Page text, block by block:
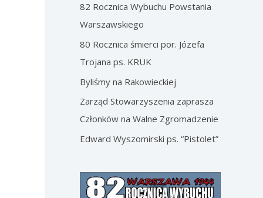
82 Rocznica Wybuchu Powstania
Warszawskiego
80 Rocznica śmierci por. Józefa
Trojana ps. KRUK
Byliśmy na Rakowieckiej
Zarząd Stowarzyszenia zaprasza
Członków na Walne Zgromadzenie
Edward Wyszomirski ps. “Pistolet”